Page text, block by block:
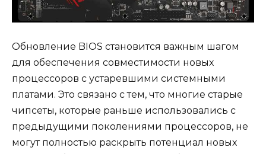
Обновление BIOS становится важным шагом
для обеспечения совместимости новых
процессоров с устаревшими системными
платами. Это связано с тем, что многие старые
чипсеты, которые раньше использовались с
предыдущими поколениями процессоров, не
могут полностью раскрыть потенциал новых